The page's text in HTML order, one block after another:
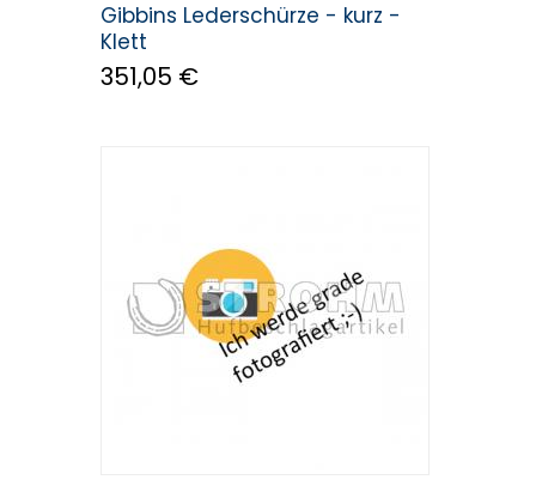
Gibbins Lederschürze - kurz -
Klett
351,05 €